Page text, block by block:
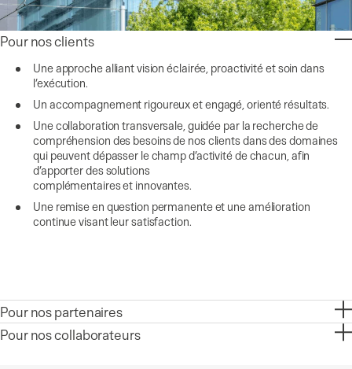
Pour nos clients
Une approche alliant vision éclairée, proactivité et soin dans
l’exécution.
Un accompagnement rigoureux et engagé, orienté résultats.
Une collaboration transversale, guidée par la recherche de
compréhension des besoins de nos clients dans des domaines
qui peuvent dépasser le champ d’activité de chacun, afin
d’apporter des solutions
complémentaires et innovantes.
Une remise en question permanente et une amélioration
continue visant leur satisfaction.
Pour nos partenaires
Pour nos collaborateurs